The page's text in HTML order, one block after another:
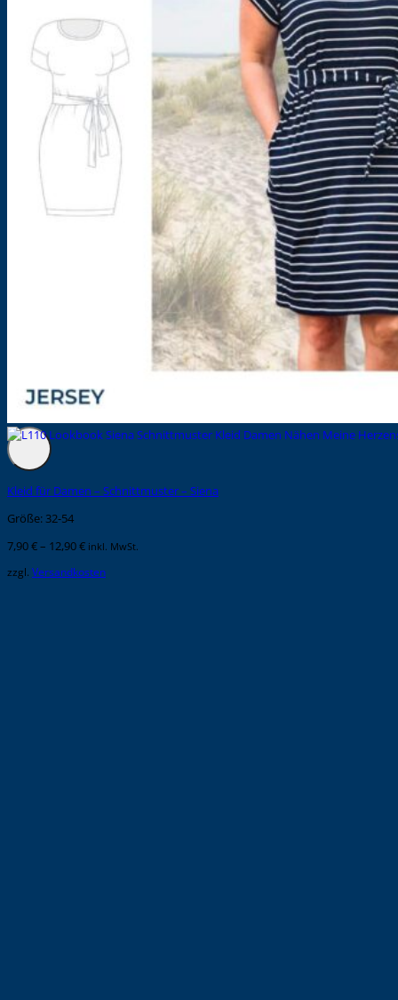
Kleid für Damen – Schnittmuster – Siena
Größe: 32-54
7,90€– 12,90€ inkl. MwSt.
zzgl. Versandkosten